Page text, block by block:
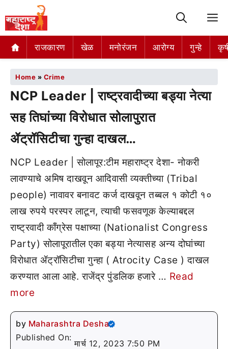
राजकारण खेळ मनोरंजन आरोग्य गुन्हे
Home » Crime
NCP Leader | राष्ट्रवादीच्या बड्या नेत्या
सह तिघांच्या विरोधात सोलापुरात
ॲट्रॉसिटीचा गुन्हा दाखल…
NCP Leader | सोलापूर:टीम महाराष्ट्र देशा- नोकरी
लावण्याचे अमिष दाखवून आदिवासी व्यक्तीच्या (Tribal
people) नावावर बनावट कर्ज दाखवून तब्बल १ कोटी १०
लाख रुपये परस्पर लाटून, त्याची फसवणूक केल्याबद्दल
राष्ट्रवादी काँग्रेस पक्षाच्या (Nationalist Congress
Party) सोलापूरातील एका बड्या नेत्यासह अन्य दोघांच्या
विरोधात ॲट्रॉसिटीचा गुन्हा ( Atrocity Case ) दाखल
करण्यात आला आहे. राजेंद्र पुंडलिक हजारे … Read
more
by Maharashtra Desha
Published On:
मार्च 12, 2023 7:50 PM